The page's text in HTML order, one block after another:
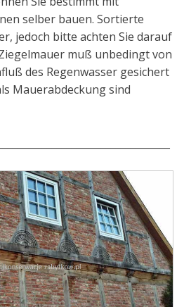
selber bauen. Sortierte
jedoch bitte achten Sie darauf
muß unbedingt von
des Regenwasser gesichert
Mauerabdeckung sind